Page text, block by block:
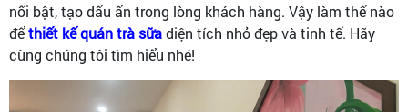
nổi bật, tạo dấu ấn trong lòng khách hàng. Vậy làm thế nào
đểthiết kế quán trà sữadiện tích nhỏ đẹp và tinh tế. Hãy
cùng chúng tôi tìm hiểu nhé!